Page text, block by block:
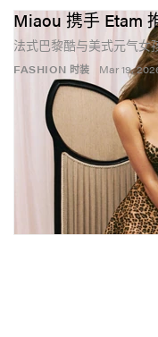
FASHION 时装
Miaou 携手 Etam
法式巴黎酷与美式元气女
Mar 19,